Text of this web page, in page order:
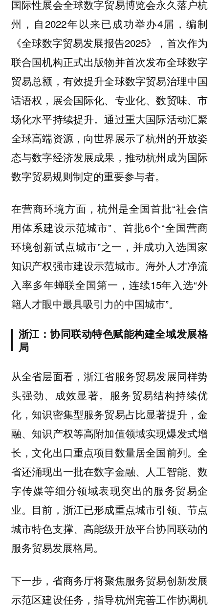
国际性展会全球数字贸易博览会永久落户杭
州，自2022年以来已成功举办4届，编制
《全球数字贸易发展报告2025》，首次作为
联合国机构正式出版物并首次发布全球数字
贸易总额，有效提升全球数字贸易治理中国
话语权，展会国际化、专业化、数贸味、市
场化水平持续提升。通过重大国际活动汇聚
全球高端资源，向世界展示了杭州的开放姿
态与数字经济发展成果，推动杭州成为国际
数字贸易规则制定的重要参与者。
在营商环境方面 ，杭州是全国首批“社会信
用体系建设示范城市”、首批6个“全国营商
环境创新试点城市”之一，并成功入选国家
知识产权强市建设示范城市。海外人才净流
入率多年蝉联全国第一，连续15年入选“外
籍人才眼中最具吸引力的中国城市”。
浙江：协同联动特色赋能构建全域发展格
局
从全省层面看，浙江省服务贸易发展同样势
头强劲、成效显著。服务贸易结构持续优
化，知识密集型服务贸易占比显著提升，金
融、知识产权等高附加值领域实现爆发式增
长，文化出口重点项目数量居全国前列。全
省还涌现出一批在数字金融、人工智能、数
字传媒等细分领域表现突出的服务贸易企
业。目前，浙江已形成重点城市引领、节点
城市特色支撑、高能级开放平台协同联动的
服务贸易发展格局。
下一步 ，省商务厅将聚焦服务贸易创新发展
示范区建设任务，指导杭州完善工作协调机